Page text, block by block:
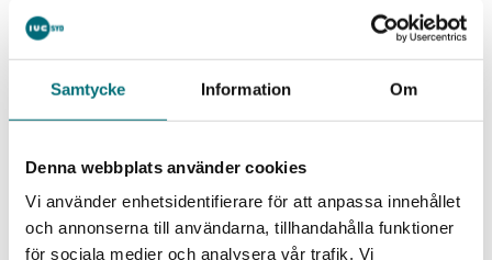
Samtycke Information Om
Denna webbplats använder cookies
Vi använder enhetsidentifierare för att anpassa innehållet
och annonserna till användarna, tillhandahålla funktioner
för sociala medier och analysera vår trafik. Vi
Datum/tid
2024-06-13
13 juni, Heldag